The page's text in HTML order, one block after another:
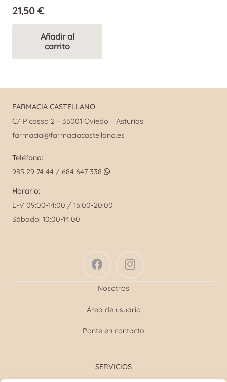
21,50 €
Añadir al
carrito
FARMACIA CASTELLANO
C/ Picasso 2 – 33001 Oviedo – Asturias
farmacia@farmaciacastellano.es
Teléfono:
985 29 74 44 / 684 647 338
Horario:
L-V 09:00-14:00 / 16:00-20:00
Sábado: 10:00-14:00
Nosotros
Área de usuario
Ponte en contacto
SERVICIOS